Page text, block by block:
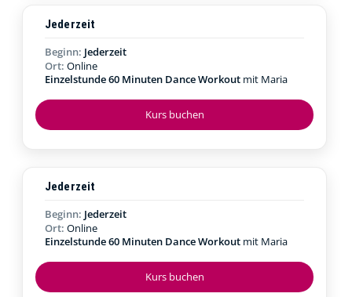
Kurs buchen
Jederzeit
Beginn: Jederzeit
Ort: Online
Einzelstunde 60 Minuten Dance Workout mit Maria
Kurs buchen
Jederzeit
Beginn: Jederzeit
Ort: Online
Einzelstunde 60 Minuten Dance Workout mit Maria